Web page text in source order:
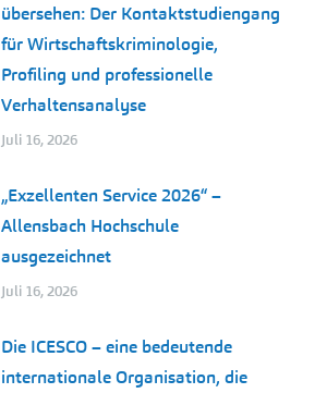
übersehen: Der Kontaktstudiengang
für Wirtschaftskriminologie,
Profiling und professionelle
Verhaltensanalyse
Juli 16, 2026
„Exzellenten Service 2026“ –
Allensbach Hochschule
ausgezeichnet
Juli 16, 2026
Die ICESCO – eine bedeutende
internationale Organisation, die